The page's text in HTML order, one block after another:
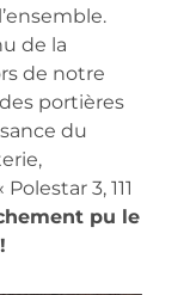
de la
de notre
portières
du
3, 111
pu le